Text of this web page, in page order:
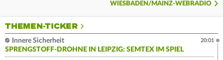
WIESBADEN/MAINZ-WEBRADIO
THEMEN-TICKER
Innere Sicherheit
SPRENGSTOFF-DROHNE IN LEIPZIG: SEMTEX IM SPIEL
20:01